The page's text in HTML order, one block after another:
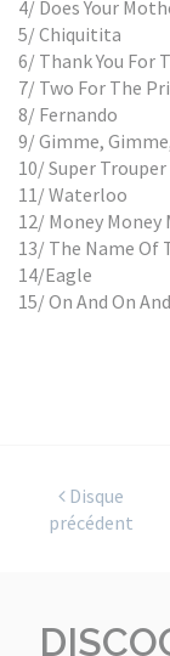
4/ Does Your
5/ Chiquitita
6/ Thank You For
7/ Two For The
8/ Fernando
9/ Gimme,
10/ Super Trouper
11/ Waterloo
12/ Money Money
13/ The Name Of
14/Eagle
15/ On And On
Disque
précédent